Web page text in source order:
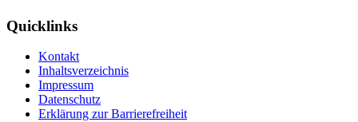
Quicklinks
Kontakt
Inhaltsverzeichnis
Impressum
Datenschutz
Erklärung zur Barrierefreiheit